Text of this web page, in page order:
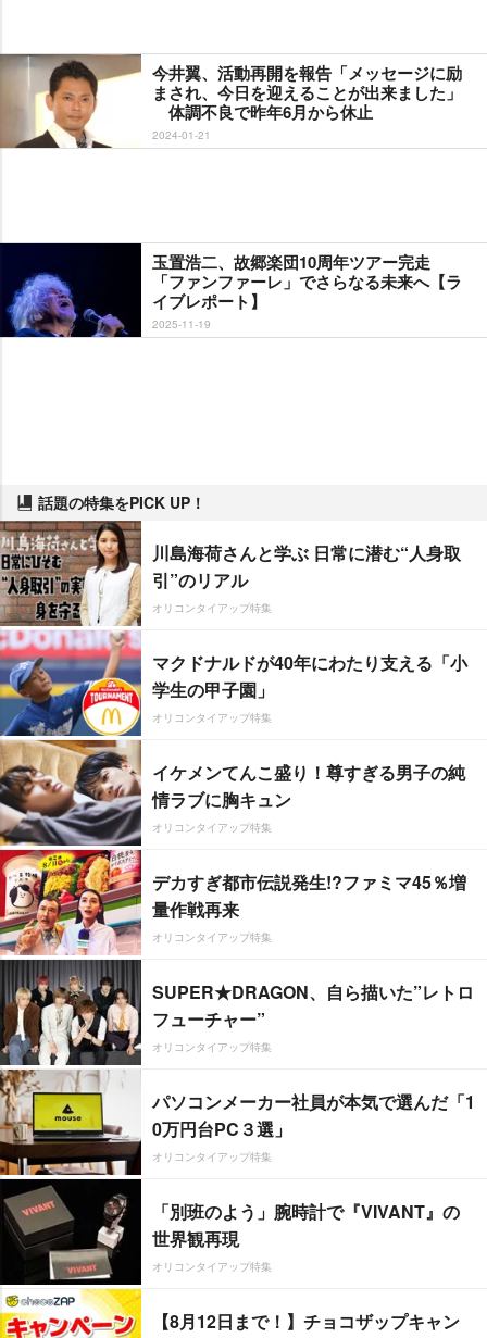
今井翼、活動再開を報告「メッセージに励
まされ、今日を迎えることが出来ました」
体調不良で昨年6月から休止
2024-01-21
玉置浩二、故郷楽団10周年ツアー完走
「ファンファーレ」でさらなる未来へ【ラ
イブレポート】
2025-11-19
話題の特集をPICK UP！
川島海荷さんと学ぶ 日常に潜む“人身取
引”のリアル
オリコンタイアップ特集
マクドナルドが40年にわたり支える「小
学生の甲子園」
オリコンタイアップ特集
イケメンてんこ盛り！尊すぎる男子の純
情ラブに胸キュン
オリコンタイアップ特集
デカすぎ都市伝説発生!?ファミマ45％増
量作戦再来
オリコンタイアップ特集
SUPER★DRAGON、自ら描いた”レトロ
フューチャー”
オリコンタイアップ特集
パソコンメーカー社員が本気で選んだ「1
0万円台PC３選」
オリコンタイアップ特集
「別班のよう」腕時計で『VIVANT』の
世界観再現
オリコンタイアップ特集
【8月12日まで！】チョコザップキャン